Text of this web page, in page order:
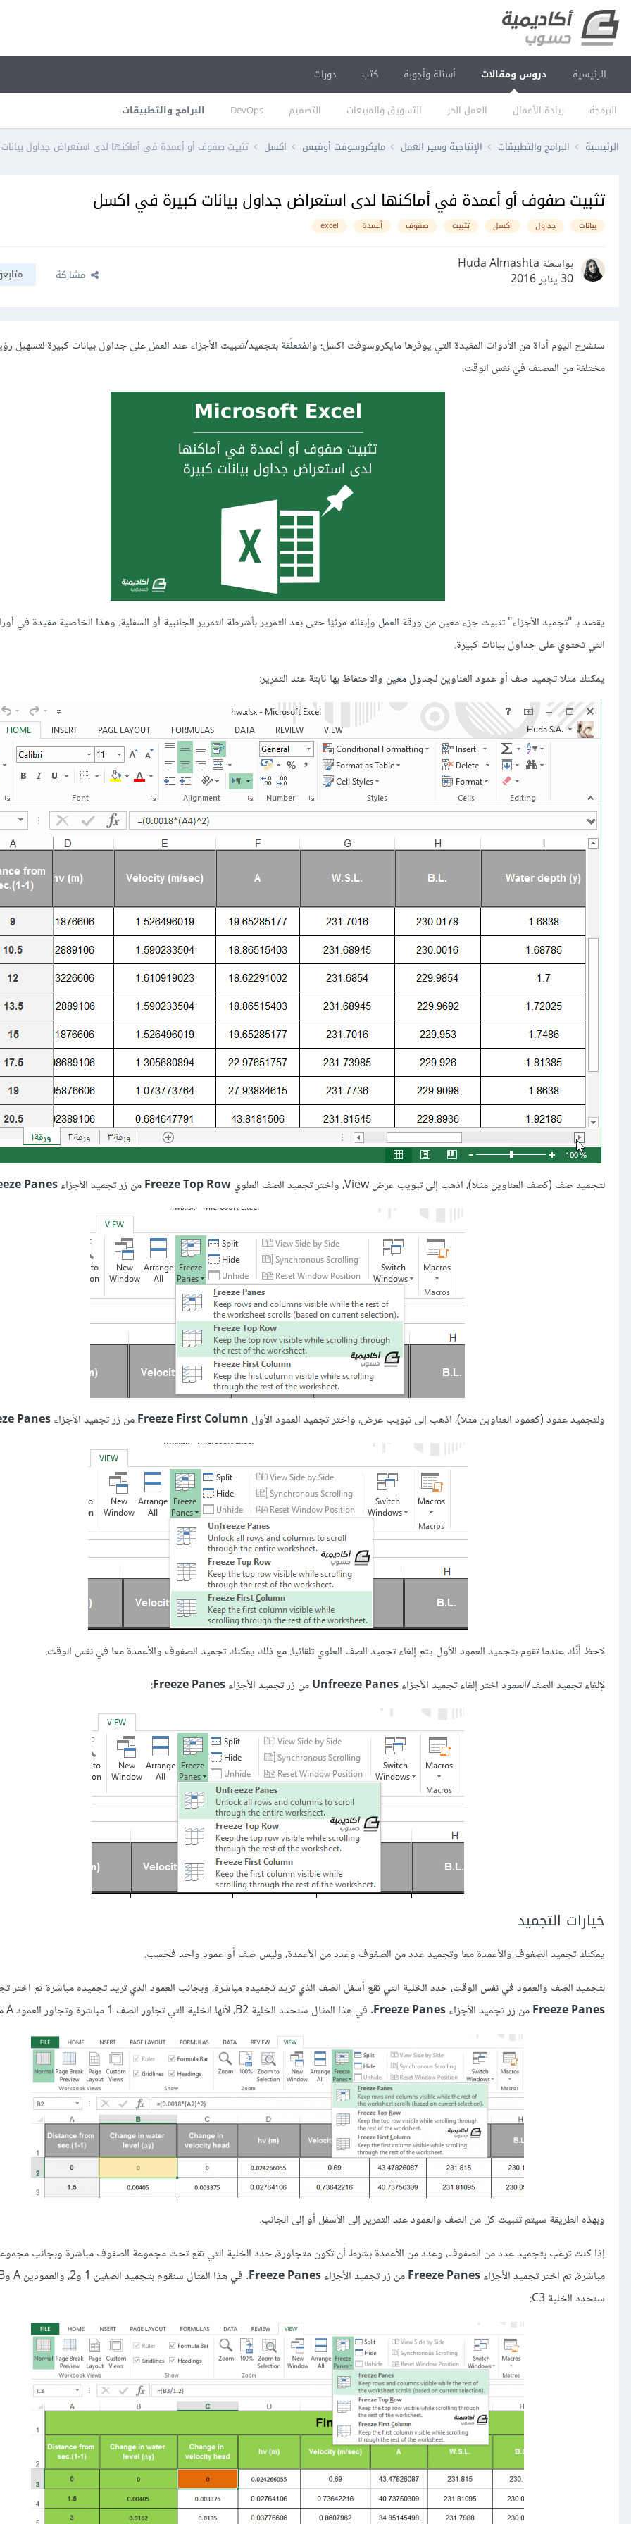
الرئيسية دروس ومقالات
البرمجة ريادة الأعمال العمل الحر التسويق والمبيعات التصميم DevOps البرامج والتطبيقات
أسئلة وأجوبة كتب دورات
الرئيسية البرامج والتطبيقات الإنتاجية وسير العمل مايكروسوفت أوفيس اكسل تثبيت صفوف أو أعمدة في أماكنها لدى استعراض جداول
تثبيت صفوف أو أعمدة في أماكنها لدى استعراض جداول بيانات كبيرة في اكسل
بيانات جداول اكسل تثبيت صفوف أعمدة excel
بواسطة Huda Almashta
30 يناير 2016
مشاركة
سنشرح اليوم أداة من الأدوات المفيدة التي يوفرها مايكروسوفت اكسل؛ والمُتعلّقة بتجميد/تثبيت الأجزاء عند العمل على جداول بيانات كبيرة لتسهيل
مختلفة من المصنف في نفس الوقت.
يقصد بـ "تجميد الأجزاء" تثبيت جزء معين من ورقة العمل وإبقائه مرئيًا حتى بعد التمرير بأشرطة التمرير الجانبية أو السفلية. وهذا الخاصية مفيدة في
التي تحتوي على جداول بيانات كبيرة.
يمكنك مثلا تجميد صف أو عمود العناوين لجدول معين والاحتفاظ بها ثابتة عند التمرير:
لتجميد صف (كصف العناوين مثلا)، اذهب إلى تبويب عرض View، واختر تجميد الصف العلوي Freeze Top Rowمن زر تجميد الأجزاء
ولتجميد عمود (كعمود العناوين مثلا)، اذهب إلى تبويب عرض، واختر تجميد العمود الأول Freeze First Columnمن زر تجميد الأجزاءPanes
لاحظ أنّك عندما تقوم بتجميد العمود الأول يتم إلغاء تجميد الصف العلوي تلقائيا. مع ذلك يمكنك تجميد الصفوف والأعمدة معا في نفس الوقت.
لإلغاء تجميد الصف/العمود اختر إلغاء تجميد الأجزاء
من زر تجميد الأجزاء :
خيارات التجميد
يمكنك تجميد الصفوف والأعمدة معا وتجميد عدد من الصفوف وعدد من الأعمدة، وليس صف أو عمود واحد فحسب.
لتجميد الصف والعمود في نفس الوقت، حدد الخلية التي تقع أسفل الصف الذي تريد تجميده مباشرة، وبجانب العمود الذي تريد تجميده مباشرة ثم اختر
Freeze Panesمن زر تجميد الأجزاء . في هذا المثال سنحدد الخلية B2، لأنها الخلية التي تجاور الصف 1 مباشرة وتجاور العمود A مباشرة:
وبهذه الطريقة سيتم تثبيت كل من الصف والعمود عند التمرير إلى الأسفل أو إلى الجانب.
إذا كنت ترغب بتجميد عدد من الصفوف، وعدد من الأعمدة بشرط أن تكون متجاورة، حدد الخلية التي تقع تحت مجموعة الصفوف مباشرة وبجانب
مباشرة، ثم اختر تجميد الأجزاءFreeze Panesمن زر تجميد الأجزاءFreeze Panes
سنحدد الخلية C3: